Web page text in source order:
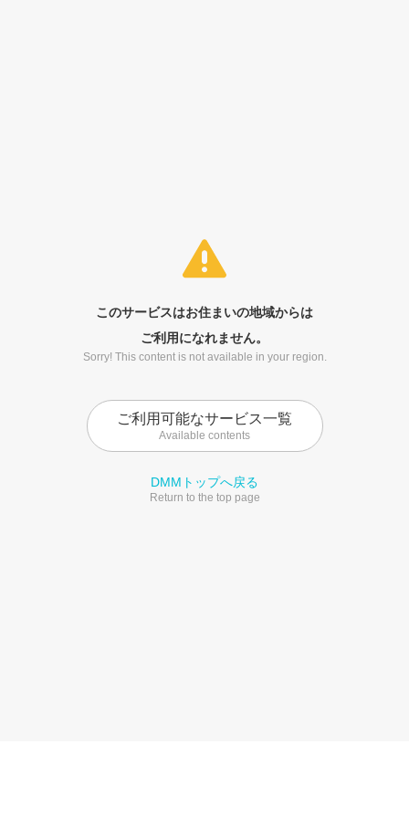
このサービスはお住まいの地域からは
ご利用になれません。
Sorry! This content is not available in your region.
ご利用可能なサービス一覧
Available contents
DMMトップへ戻る
Return to the top page